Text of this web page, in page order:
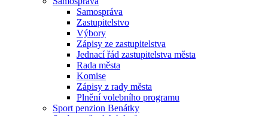
Samospráva
Zastupitelstvo
Výbory
Zápisy ze zastupitelstva
Jednací řád zastupitelstva města
Rada města
Komise
Zápisy z rady města
Plnění volebního programu
Sport penzion Benátky